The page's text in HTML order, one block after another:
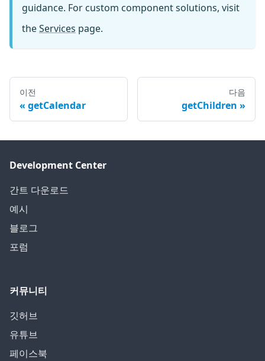
guidance. For custom component solutions, visit
theServices page.
이전
getCalendar
다음
getChildren
Development Center
간트 다운로드
예시
블로그
포럼
커뮤니티
깃허브
유튜브
페이스북